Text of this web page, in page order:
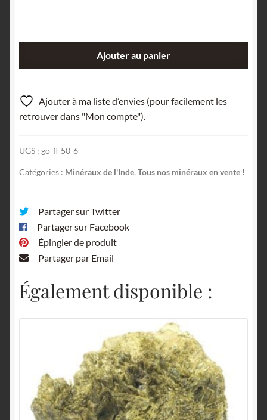
Mine
de
Kajlidongri,
Inde.
Ajouter au panier
Ajouter à ma liste d’envies (pour facilement les
retrouver dans "Mon compte").
UGS : go-fl-50-6
Catégories : Minéraux de l'Inde, Tous nos minéraux en vente !
Partager sur Twitter
Partager sur Facebook
Épingler de produit
Partager par Email
Également disponible :